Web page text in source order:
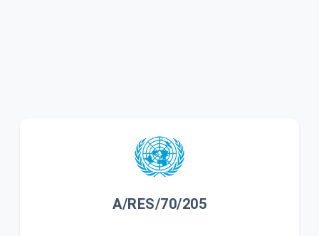
A/RES/70/205